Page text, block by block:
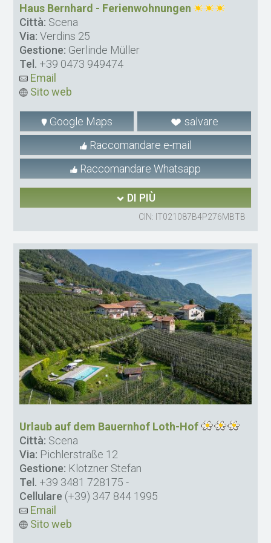
Haus Bernhard - Ferienwohnungen
Città: Scena
Via: Verdins 25
Gestione: Gerlinde Müller
Tel. +39 0473 949474
Email
Sito web
Google Maps
salvare
Raccomandare e-mail
Raccomandare Whatsapp
DI PIÙ
CIN: IT021087B4P276MBTB
Urlaub auf dem Bauernhof Loth-Hof
Città: Scena
Via: Pichlerstraße 12
Gestione: Klotzner Stefan
Tel. +39 3481 728175 -
Cellulare (+39) 347 844 1995
Email
Sito web